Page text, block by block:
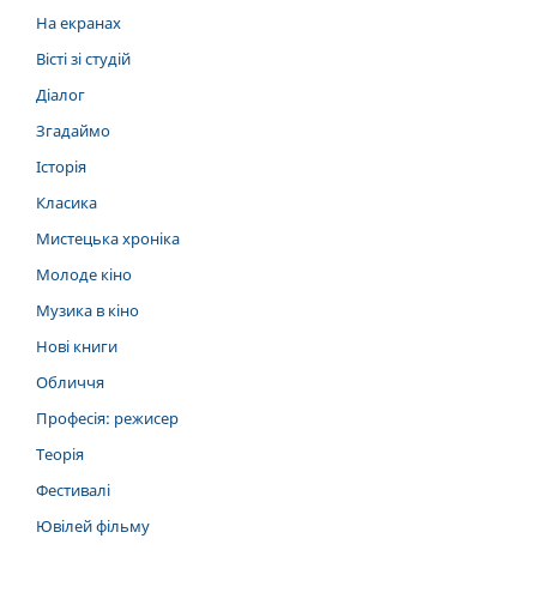
На екранах
Вісті зі студій
Діалог
Згадаймо
Історія
Класика
Мистецька хроніка
Молоде кіно
Музика в кіно
Нові книги
Обличчя
Професія: режисер
Теорія
Фестивалі
Ювілей фільму